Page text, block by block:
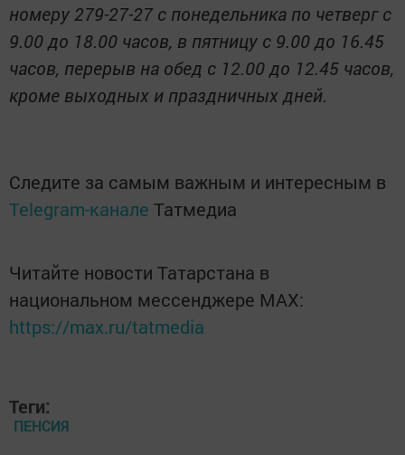
номеру 279-27-27 с понедельника по четверг с
9.00 до 18.00 часов, в пятницу с 9.00 до 16.45
часов, перерыв на обед с 12.00 до 12.45 часов,
кроме выходных и праздничных дней.
Следите за самым важным и интересным в
Telegram-канале Татмедиа
Читайте новости Татарстана в
национальном мессенджере MАХ:
https://max.ru/tatmedia
Теги:
ПЕНСИЯ